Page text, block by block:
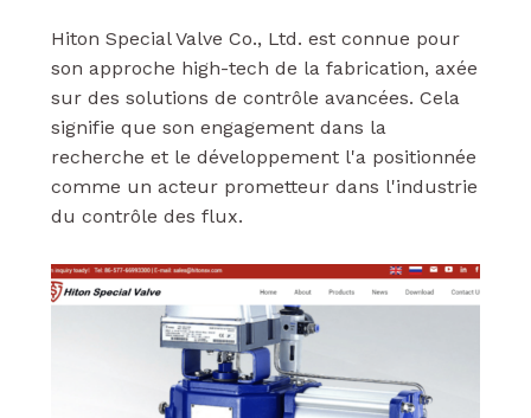
Hiton Special Valve Co., Ltd. est connue pour
son approche high-tech de la fabrication, axée
sur des solutions de contrôle avancées. Cela
signifie que son engagement dans la
recherche et le développement l'a positionnée
comme un acteur prometteur dans l'industrie
du contrôle des flux.